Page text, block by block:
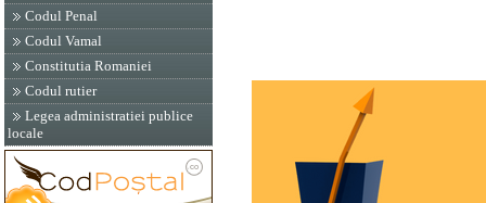
Codul Penal
Codul Vamal
Constitutia Romaniei
Codul rutier
Legea administratiei publice
locale